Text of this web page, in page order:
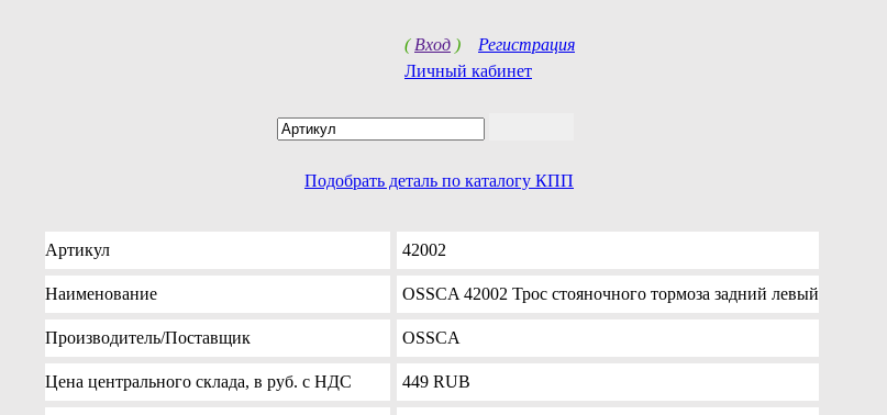
( Вход ) Регистрация
Личный кабинет
Подобрать деталь по каталогу КПП
Артикул 42002
Наименование OSSCA 42002 Трос стояночного тормоза задний левый
Производитель/Поставщик OSSCA
Цена центрального склада, в руб. с НДС 449 RUB